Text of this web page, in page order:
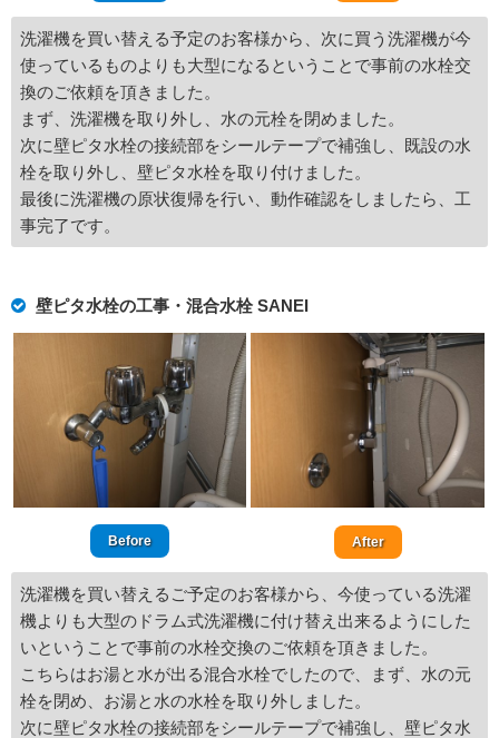
洗濯機を買い替える予定のお客様から、次に買う洗濯機が今
使っているものよりも大型になるということで事前の水栓交
換のご依頼を頂きました。
まず、洗濯機を取り外し、水の元栓を閉めました。
次に壁ピタ水栓の接続部をシールテープで補強し、既設の水
栓を取り外し、壁ピタ水栓を取り付けました。
最後に洗濯機の原状復帰を行い、動作確認をしましたら、工
事完了です。
壁ピタ水栓の工事・混合水栓 SANEI
Before After
洗濯機を買い替えるご予定のお客様から、今使っている洗濯
機よりも大型のドラム式洗濯機に付け替え出来るようにした
いということで事前の水栓交換のご依頼を頂きました。
こちらはお湯と水が出る混合水栓でしたので、まず、水の元
栓を閉め、お湯と水の水栓を取り外しました。
次に壁ピタ水栓の接続部をシールテープで補強し、壁ピタ水